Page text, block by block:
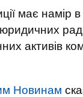
має намір
активів
Новинам